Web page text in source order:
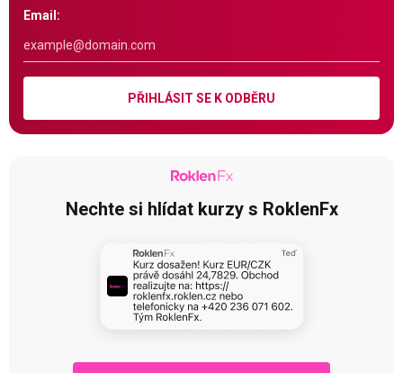
Email:
PŘIHLÁSIT SE K ODBĚRU
Nechte si hlídat kurzy s RoklenFx